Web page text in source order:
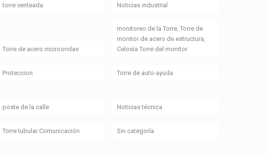
torre venteada Noticias industrial
Torre de acero microondas
monitoreo de la Torre, Torre de
monitor de acero de estructura,
Celosía Torre del monitor
Proteccion Torre de auto-ayuda
poste de la calle Noticias técnica
Torre tubular Comunicación Sin categoría